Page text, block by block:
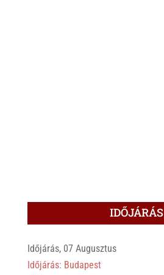
IDŐJÁRÁS
Időjárás, 07 Augusztus
Időjárás: Budapest